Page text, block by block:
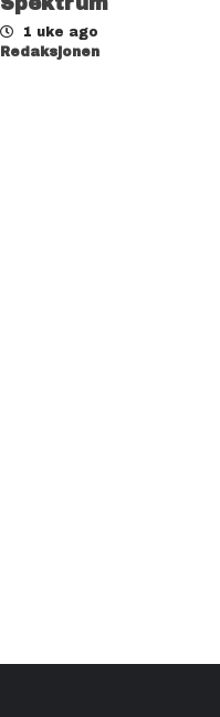
1 uke ago
Redaksjonen